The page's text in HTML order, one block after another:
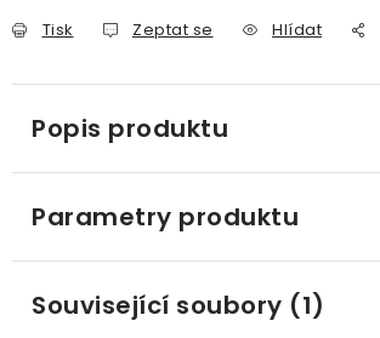
Tisk Zeptat se Hlídat
Popis produktu
Parametry produktu
Související soubory (1)